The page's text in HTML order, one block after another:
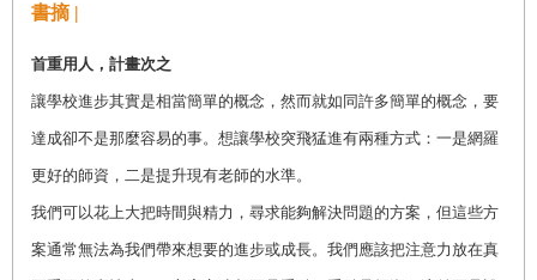
書摘 |
首重用人，計畫次之
讓學校進步其實是相當簡單的概念，然而就如同許多簡單的概念，要
達成卻不是那麼容易的事。想讓學校突飛猛進有兩種方式：一是網羅
更好的師資，二是提升現有老師的水準。
我們可以花上大把時間與精力，尋求能夠解決問題的方案，但這些方
案通常無法為我們帶來想要的進步或成長。我們應該把注意力放在真